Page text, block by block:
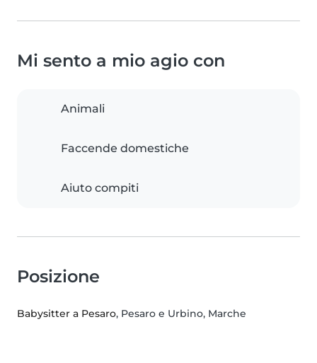
Mi sento a mio agio con
Animali
Faccende domestiche
Aiuto compiti
Posizione
Babysitter a Pesaro, Pesaro e Urbino, Marche